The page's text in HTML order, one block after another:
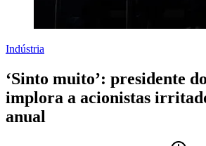
Indústria
‘Sinto muito’: presidente
implora a acionistas
anual